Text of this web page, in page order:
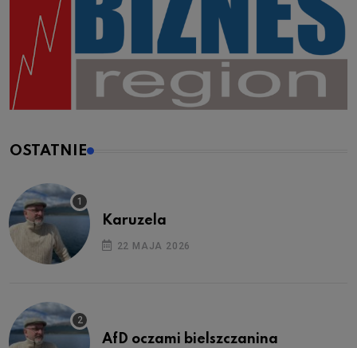
OSTATNIE
Karuzela
22 MAJA 2026
AfD oczami bielszczanina